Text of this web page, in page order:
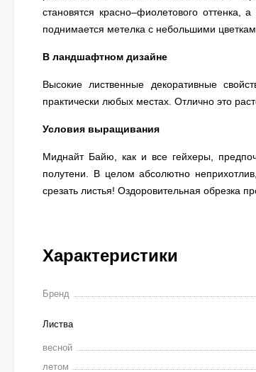
становятся красно–фиолетового
поднимается метелка с небольшими
В ландшафтном дизайне
Высокие лиственные декоративные
практически любых местах. Отлично это
Условия выращивания
Миднайт Байю, как и все гейхеры,
полутени. В целом абсолютно
срезать листья! Оздоровительная обрезка
Характеристики
Бренд
Листва
весной
летом